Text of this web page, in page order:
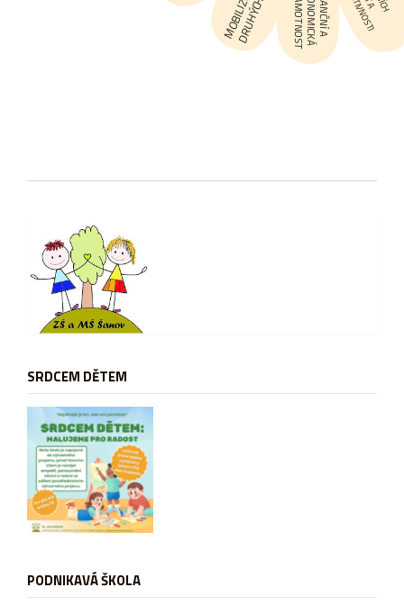
FINANČNÍ A
EKONOMICKÁ
GRAMOTNOST
DRUHÝCH
SRDCEM DĚTEM
PODNIKAVÁ ŠKOLA